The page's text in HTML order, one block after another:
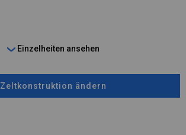
Einzelheiten ansehen
Zeltkonstruktion ändern